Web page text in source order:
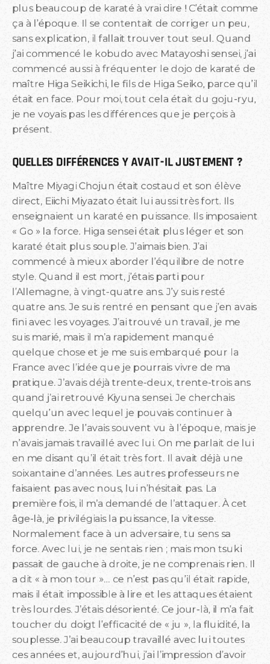
plus beaucoup de karaté à vrai dire ! C’était comme
ça à l’époque. Il se contentait de corriger un peu,
sans explication, il fallait trouver tout seul. Quand
j’ai commencé le kobudo avec Matayoshi sensei, j’ai
commencé aussi à fréquenter le dojo de karaté de
maître Higa Seikichi, le fils de Higa Seiko, parce qu’il
était en face. Pour moi, tout cela était du goju-ryu,
je ne voyais pas les différences que je perçois à
présent.
QUELLES DIFFÉRENCES Y AVAIT-IL JUSTEMENT ?
Maître Miyagi Chojun était costaud et son élève
direct, Eiichi Miyazato était lui aussi très fort. Ils
enseignaient un karaté en puissance. Ils imposaient
« Go » la force. Higa sensei était plus léger et son
karaté était plus souple. J’aimais bien. J’ai
commencé à mieux aborder l’équilibre de notre
style. Quand il est mort, j’étais parti pour
l’Allemagne, à vingt-quatre ans. J’y suis resté
quatre ans. Je suis rentré en pensant que j’en avais
fini avec les voyages. J’ai trouvé un travail, je me
suis marié, mais il m’a rapidement manqué
quelque chose et je me suis embarqué pour la
France avec l’idée que je pourrais vivre de ma
pratique. J’avais déjà trente-deux, trente-trois ans
quand j’ai retrouvé Kiyuna sensei. Je cherchais
quelqu’un avec lequel je pouvais continuer à
apprendre. Je l’avais souvent vu à l’époque, mais je
n’avais jamais travaillé avec lui. On me parlait de lui
en me disant qu’il était très fort. Il avait déjà une
soixantaine d’années. Les autres professeurs ne
faisaient pas avec nous, lui n’hésitait pas. La
première fois, il m’a demandé de l’attaquer. À cet
âge-là, je privilégiais la puissance, la vitesse.
Normalement face à un adversaire, tu sens sa
force. Avec lui, je ne sentais rien ; mais mon tsuki
passait de gauche à droite, je ne comprenais rien. Il
a dit « à mon tour »… ce n’est pas qu’il était rapide,
mais il était impossible à lire et les attaques étaient
très lourdes. J’étais désorienté. Ce jour-là, il m’a fait
toucher du doigt l’efficacité de « ju », la fluidité, la
souplesse. J’ai beaucoup travaillé avec lui toutes
ces années et, aujourd’hui, j’ai l’impression d’avoir